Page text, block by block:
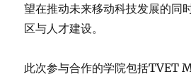
望在推动未来移动科技发展的同
区与人才建设。
此次参与合作的学院包括TVET